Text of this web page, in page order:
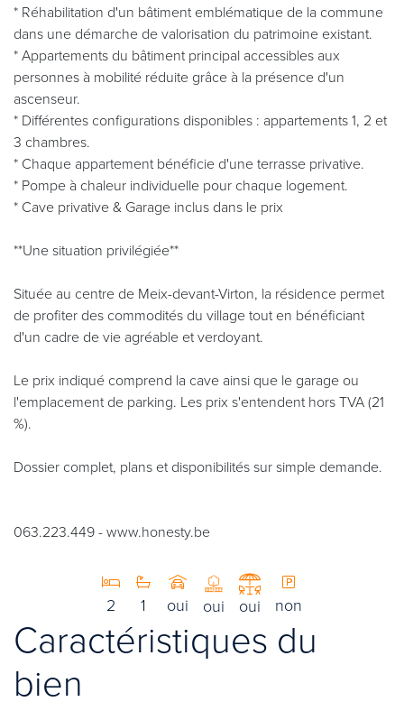
* Réhabilitation d'un bâtiment emblématique de la commune
dans une démarche de valorisation du patrimoine existant.
* Appartements du bâtiment principal accessibles aux
personnes à mobilité réduite grâce à la présence d'un
ascenseur.
* Différentes configurations disponibles : appartements 1, 2 et
3 chambres.
* Chaque appartement bénéficie d'une terrasse privative.
* Pompe à chaleur individuelle pour chaque logement.
* Cave privative & Garage inclus dans le prix
**Une situation privilégiée**
Située au centre de Meix-devant-Virton, la résidence permet
de profiter des commodités du village tout en bénéficiant
d'un cadre de vie agréable et verdoyant.
Le prix indiqué comprend la cave ainsi que le garage ou
l'emplacement de parking. Les prix s'entendent hors TVA (21
%).
Dossier complet, plans et disponibilités sur simple demande.
063.223.449 - www.honesty.be
2 1 oui oui oui non
Caractéristiques du
bien